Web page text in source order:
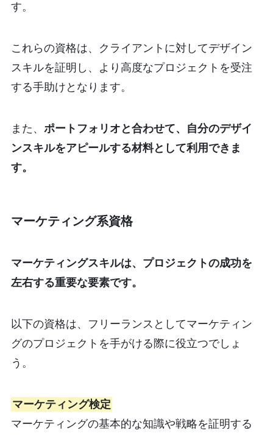
す。
これらの資格は、クライアントに対してデザイン
スキルを証明し、より高度なプロジェクトを受注
する手助けとなります。
また、 ポートフォリオと合わせて、自分のデザイ
ンスキルをアピールする材料として利用できま
す。
マーケティング系資格
マーケティングスキルは、プロジェクトの成功を
左右する重要な要素です。
以下の資格は、フリーランスとしてマーケティン
グのプロジェクトを手がける際に役立つでしょ
う。
マーケティング検定
マーケティングの基本的な知識や戦略を証明する